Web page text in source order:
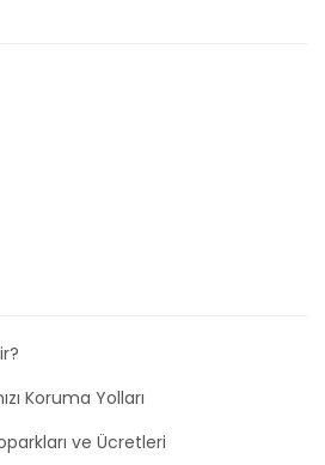
Koruma Yolları
ve Ücretleri